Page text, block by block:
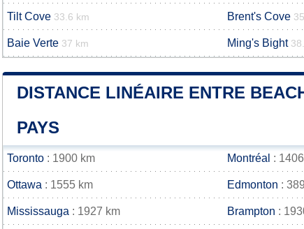
Tilt Cove 33.6 km Brent's Cove
Baie Verte 37 km Ming's Bight
DISTANCE LINÉAIRE ENTRE
PAYS
Toronto : 1900 km Montréal :
Ottawa : 1555 km Edmonton :
Mississauga : 1927 km Brampton :